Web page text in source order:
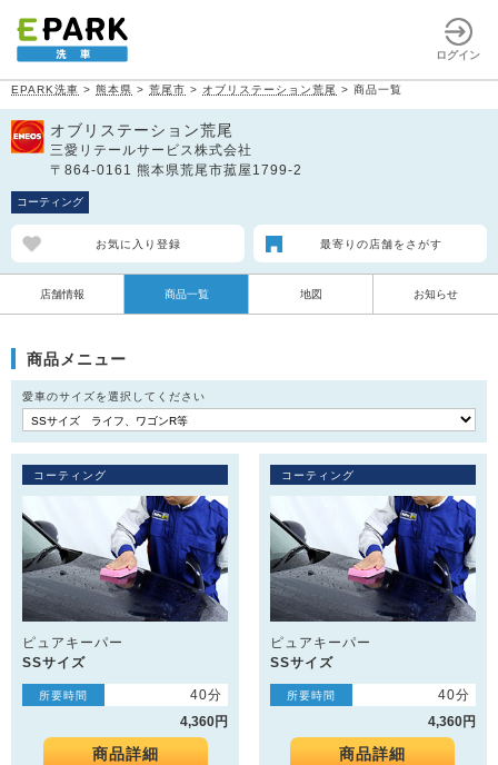
ログイン
EPARK洗車 > 熊本県 > 荒尾市 > オブリステーション荒尾 > 商品一覧
オブリステーション荒尾
三愛リテールサービス株式会社
〒864-0161 熊本県荒尾市菰屋1799-2
コーティング
お気に入り登録 最寄りの店舗をさがす
店舗情報 商品一覧 地図 お知らせ
商品メニュー
愛車のサイズを選択してください
コーティング
ピュアキーパー
SSサイズ
所要時間
40分
4,360円
商品詳細
コーティング
ピュアキーパー
SSサイズ
所要時間
40分
4,360円
商品詳細